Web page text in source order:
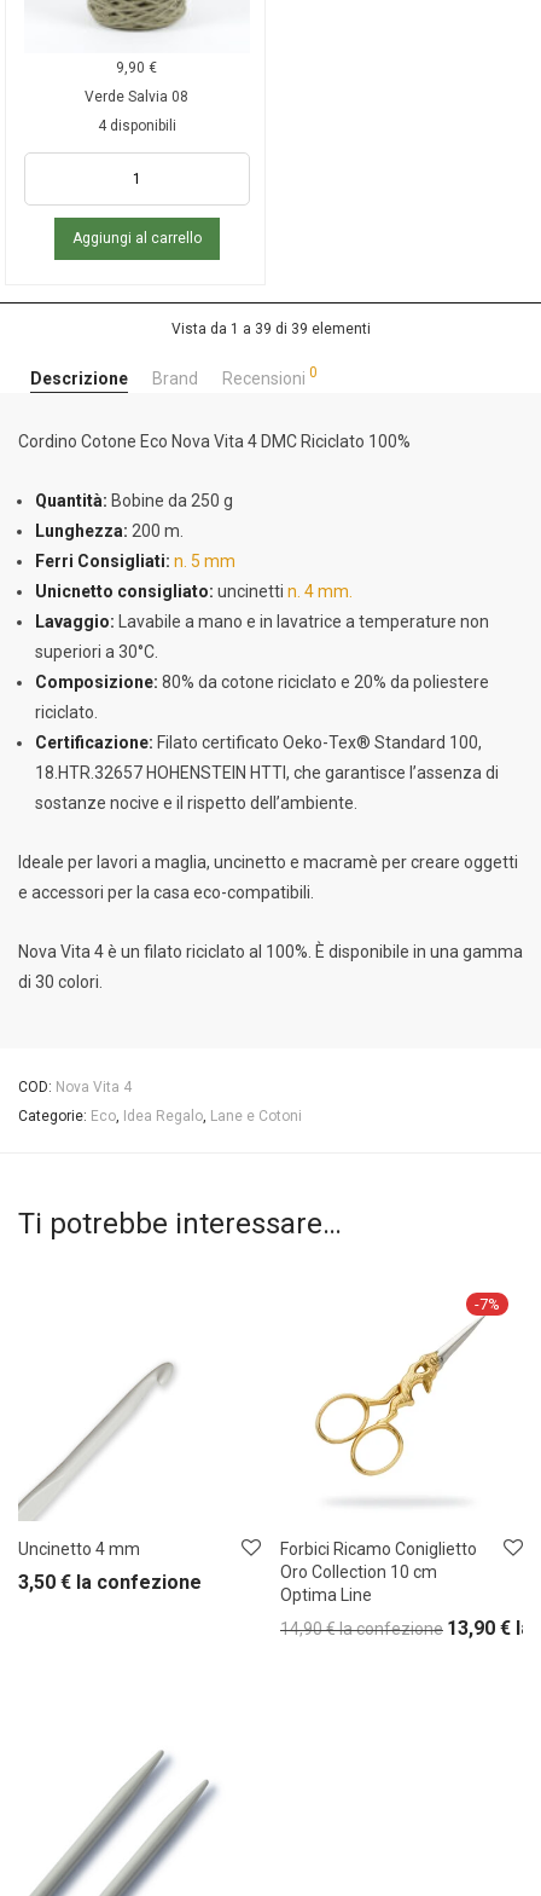
9,90€
Verde Salvia 08
4 disponibili
Aggiungi al carrello
Vista da 1 a 39 di 39 elementi
Descrizione Brand Recensioni 0
Cordino Cotone Eco Nova Vita 4 DMC Riciclato 100%
Quantità: Bobine da 250 g
Lunghezza: 200 m.
Ferri Consigliati: n. 5 mm
Unicnetto consigliato: uncinetti n. 4 mm.
Lavaggio: Lavabile a mano e in lavatrice a temperature non
superiori a 30°C.
Composizione: 80% da cotone riciclato e 20% da poliestere
riciclato.
Certificazione: Filato certificato Oeko-Tex® Standard 100,
18.HTR.32657 HOHENSTEIN HTTI, che garantisce l’assenza di
sostanze nocive e il rispetto dell’ambiente.
Ideale per lavori a maglia, uncinetto e macramè per creare oggetti
e accessori per la casa eco-compatibili.
Nova Vita 4 è un filato riciclato al 100%. È disponibile in una gamma
di 30 colori.
COD: Nova Vita 4
Categorie: Eco Idea Regalo Lane e Cotoni
Ti potrebbe interessare…
Uncinetto 4 mm
3,50 € la confezione
-7%
Forbici Ricamo Coniglietto
Oro Collection 10 cm
Optima Line
14,90€la confezione 13,90 € la